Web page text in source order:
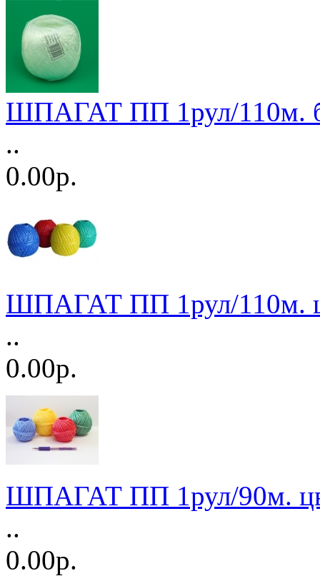
ШПАГАТ ПП 1рул/110м.
..
0.00р.
ШПАГАТ ПП 1рул/110м.
..
0.00р.
ШПАГАТ ПП 1рул/90м.
..
0.00р.